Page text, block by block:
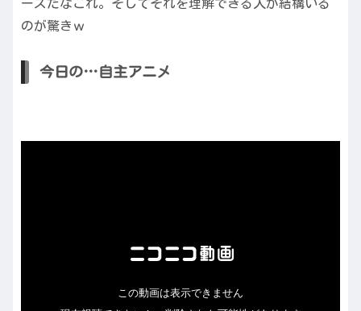
ーズだなこれ。そしてそれを理解できる人が結構いる
のが驚きｗ
今日の…自主アニメ